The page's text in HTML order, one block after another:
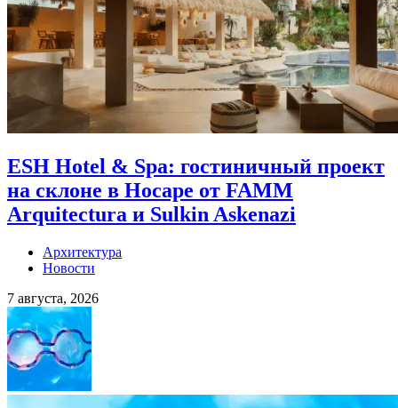
ESH Hotel & Spa: гостиничный проект
на склоне в Носаре от FAMM
Arquitectura и Sulkin Askenazi
Архитектура
Новости
7 августа, 2026